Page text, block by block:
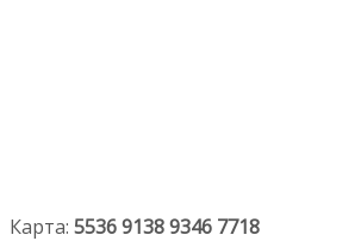
Карта: 5536 9138 9346 7718